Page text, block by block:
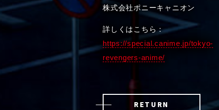
株式会社ポニーキャニオン
詳しくはこちら：
https://special.canime.jp/tokyo-
revengers-anime/
RETURN